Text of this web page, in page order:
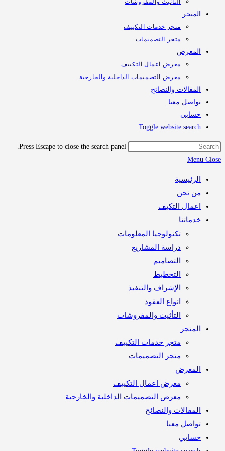
التأثيث والمفروشات
متجر خدمات التكييف
متجر التصميمات
معرض اعمال التكييف
معرض التصميمات الداخلية والخارجية
والنصائح
معنا
Toggle website
Press Escape to close the search panel.
نحن
التكيف
تكنولوجيا المعلومات
دراسة المشاريع
التصاميم
التخطيط
الإشراف والتنفيذ
انواع العقود
التأثيث والمفروشات
متجر خدمات التكييف
متجر التصميمات
معرض اعمال التكييف
معرض التصميمات الداخلية والخارجية
والنصائح
معنا